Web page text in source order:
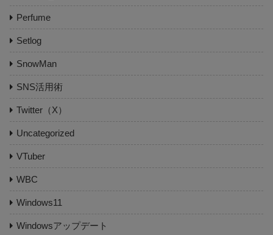
Perfume
Setlog
SnowMan
SNS活用術
Twitter（X）
Uncategorized
VTuber
WBC
Windows11
Windowsアップデート